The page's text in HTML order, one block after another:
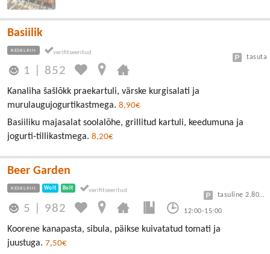
Basiilik
KESKLINN
1 852
tasuta
Kanaliha šašlõkk praekartuli, värske kurgisalati ja
murulaugujogurtikastmega. 8,90€
Basiiliku majasalat soolalõhe, grillitud kartuli, keedumuna ja
jogurti-tillikastmega. 8,20€
Beer Garden
KESKLINN Wolt Bolt
5 982 12:00-15:00
tasuline 2,80/30min
Koorene kanapasta, sibula, päikse kuivatatud tomati ja
juustuga. 7,50€